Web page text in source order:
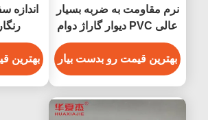
نرم مقاومت به ضربه بسیار
عالی PVC دیوار گاراژ دوام
PVC Balck Slatwall
بهترین قیمت رو بدست بیار
اندازه
بهترین